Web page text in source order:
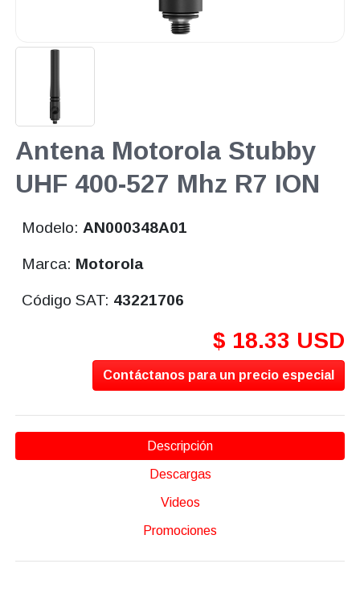
Antena Motorola Stubby
UHF 400-527 Mhz R7 ION
Modelo: AN000348A01
Marca: Motorola
Código SAT: 43221706
$ 18.33 USD
Contáctanos para un precio especial
Descripción
Descargas
Videos
Promociones